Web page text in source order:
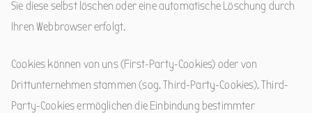
Sie diese selbst löschen oder eine automatische Löschung durch
Ihren Webbrowser erfolgt.
Cookies können von uns (First-Party-Cookies) oder von
Drittunternehmen stammen (sog. Third-Party-Cookies). Third-
Party-Cookies ermöglichen die Einbindung bestimmter